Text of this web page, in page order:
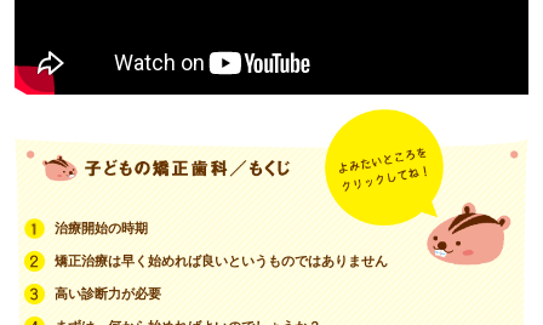
治療開始の時期
矯正治療は早く始めれば良いというものではありません
高い診断力が必要